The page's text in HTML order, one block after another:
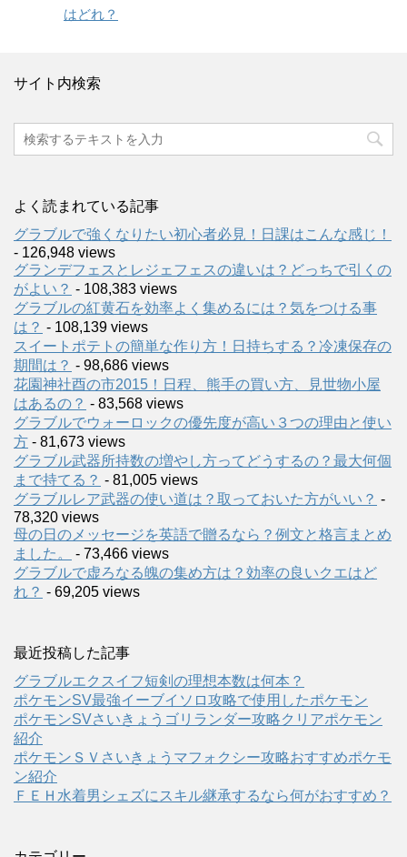
はどれ？
サイト内検索
よく読まれている記事
グラブルで強くなりたい初心者必見！日課はこんな感じ！
- 126,948 views
グランデフェスとレジェフェスの違いは？どっちで引くの
がよい？ - 108,383 views
グラブルの紅黄石を効率よく集めるには？気をつける事
は？ - 108,139 views
スイートポテトの簡単な作り方！日持ちする？冷凍保存の
期間は？ - 98,686 views
花園神社酉の市2015！日程、熊手の買い方、見世物小屋
はあるの？ - 83,568 views
グラブルでウォーロックの優先度が高い３つの理由と使い
方 - 81,673 views
グラブル武器所持数の増やし方ってどうするの？最大何個
まで持てる？ - 81,005 views
グラブルレア武器の使い道は？取っておいた方がいい？ -
78,320 views
母の日のメッセージを英語で贈るなら？例文と格言まとめ
ました。
- 73,466 views
グラブルで虚ろなる魄の集め方は？効率の良いクエはど
れ？ - 69,205 views
最近投稿した記事
グラブルエクスイフ短剣の理想本数は何本？
ポケモンSV最強イーブイソロ攻略で使用したポケモン
ポケモンSVさいきょうゴリランダー攻略クリアポケモン
紹介
ポケモンＳＶさいきょうマフォクシー攻略おすすめポケモ
ン紹介
ＦＥＨ水着男シェズにスキル継承するなら何がおすすめ？